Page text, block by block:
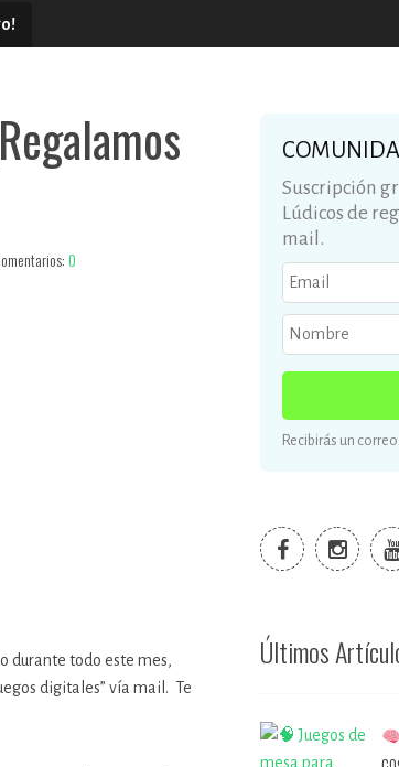
0
durante todo este mes,
digitales” vía mail. Te
Suscripción
Lúdicos de
mail.
Recibirás un
Últimos